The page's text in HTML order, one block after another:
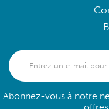
Abonnez-vous à notre